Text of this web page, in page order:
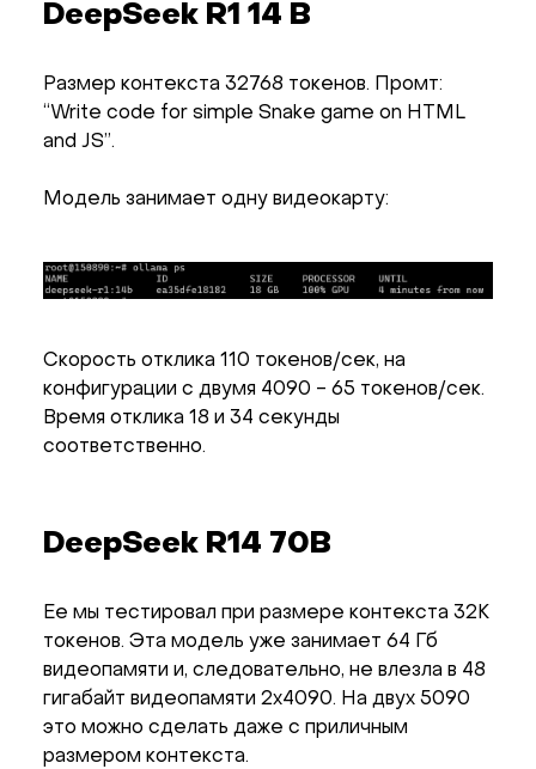
DeepSeek R1 14 B
Размер контекста 32768 токенов. Промт:
“Write code for simple Snake game on HTML
and JS”.
Модель занимает одну видеокарту:
Скорость отклика 110 токенов/сек, на
конфигурации с двумя 4090 - 65 токенов/сек.
Время отклика 18 и 34 секунды
соответственно.
DeepSeek R14 70B
Ее мы тестировал при размере контекста 32K
токенов. Эта модель уже занимает 64 Гб
видеопамяти и, следовательно, не влезла в 48
гигабайт видеопамяти 2x4090. На двух 5090
это можно сделать даже с приличным
размером контекста.